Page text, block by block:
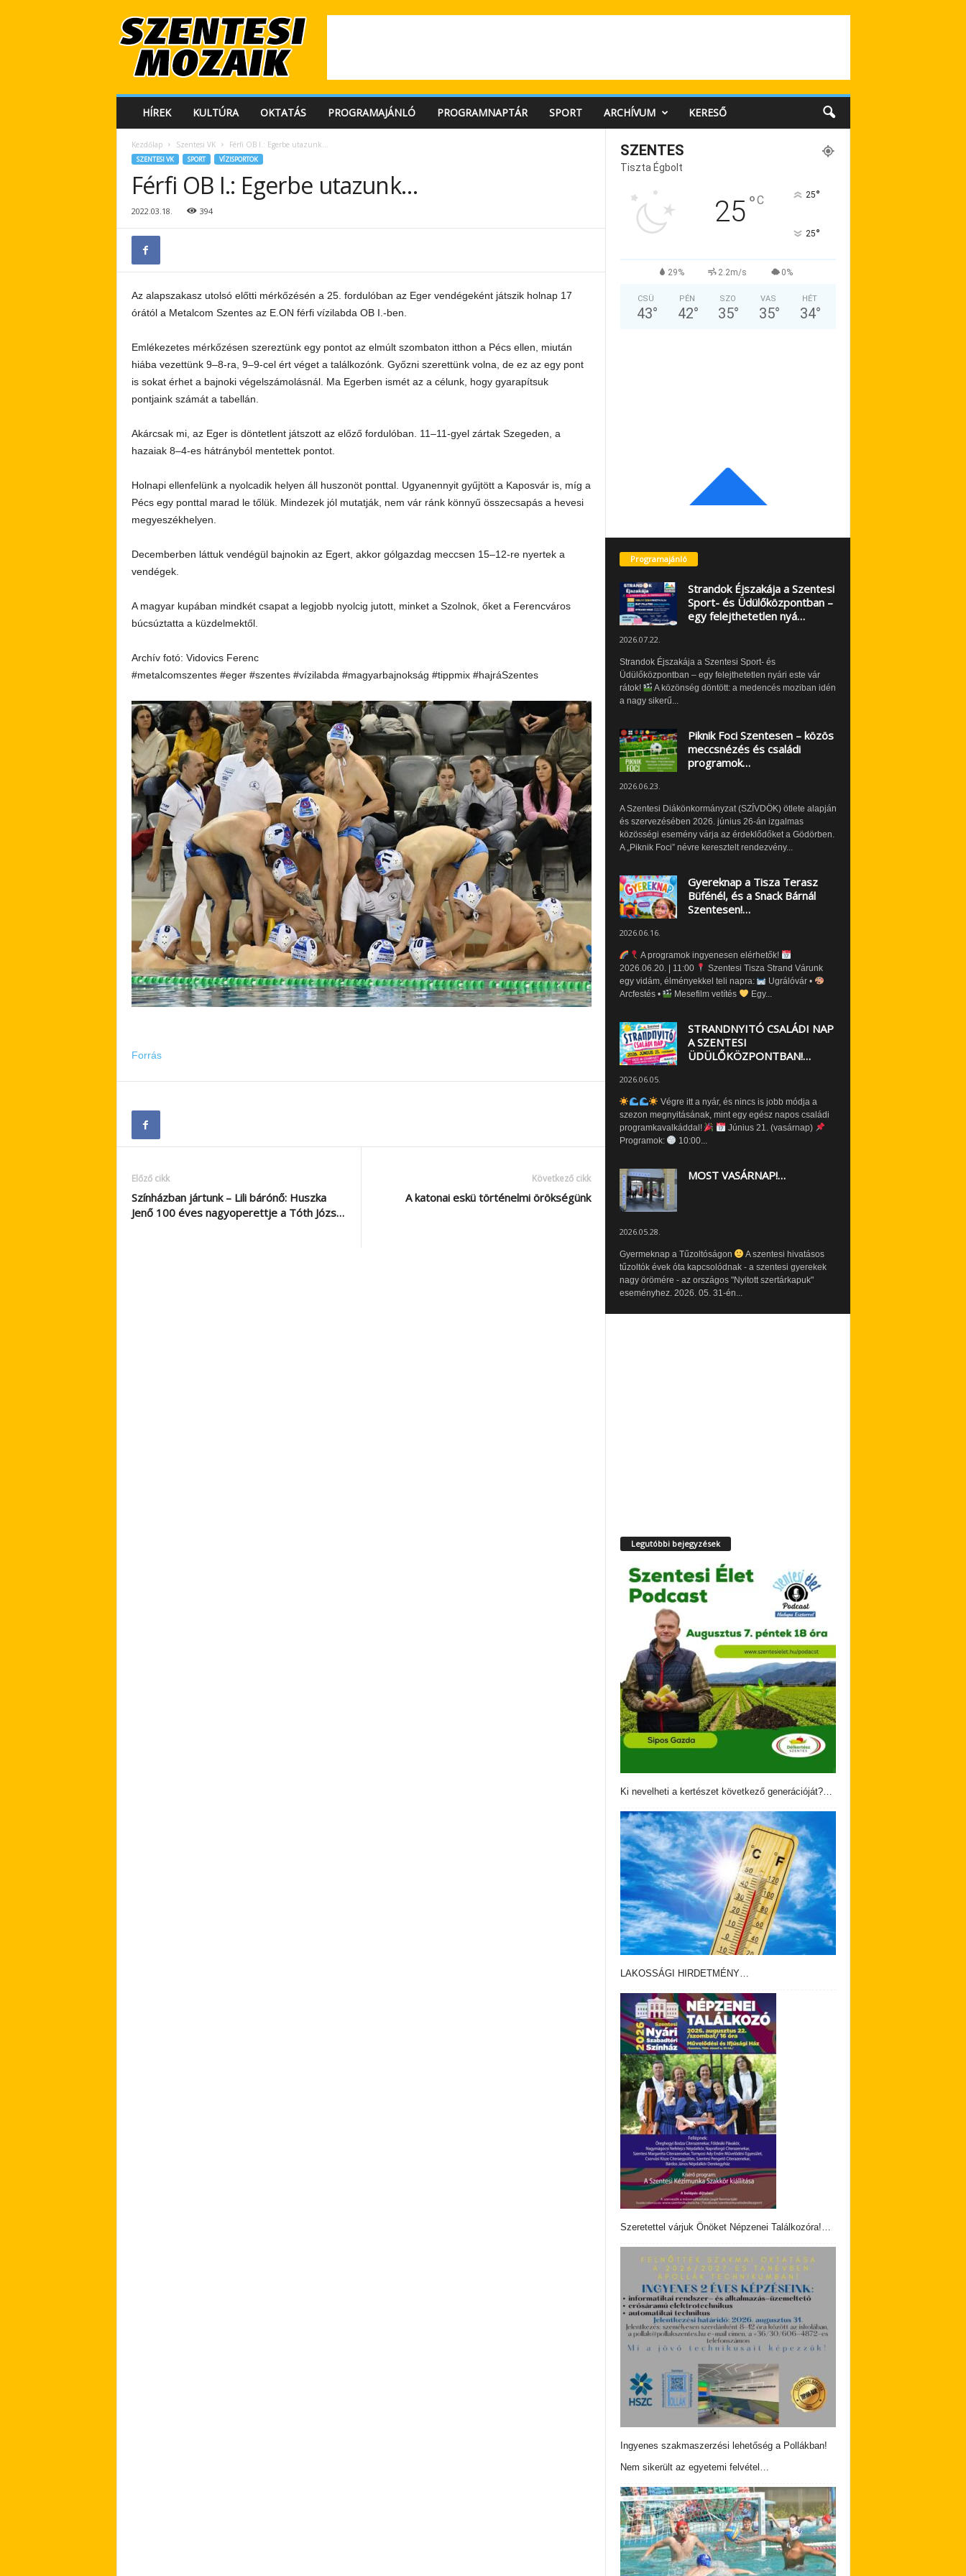
e
HÍREK KULTÚRA OKTATÁS PROGRAMAJÁNLÓ PROGRAMNAPTÁR SPORT ARCHÍVUM KERESŐ
Kezdőlap Szentesi VK Férfi OB I.: Egerbe utazunk…
SZENTESI VK SPORT VÍZISPORTOK
Férfi OB I.: Egerbe utazunk…
2022.03.18. 394
Az alapszakasz utolsó előtti mérkőzésén a 25. fordulóban az Eger vendégeként játszik holnap 17
órától a Metalcom Szentes az E.ON férfi vízilabda OB I.-ben.
Emlékezetes mérkőzésen szereztünk egy pontot az elmúlt szombaton itthon a Pécs ellen, miután
hiába vezettünk 9–8-ra, 9–9-cel ért véget a találkozónk. Győzni szerettünk volna, de ez az egy pont
is sokat érhet a bajnoki végelszámolásnál. Ma Egerben ismét az a célunk, hogy gyarapítsuk
pontjaink számát a tabellán.
Akárcsak mi, az Eger is döntetlent játszott az előző fordulóban. 11–11-gyel zártak Szegeden, a
hazaiak 8–4-es hátrányból mentettek pontot.
Holnapi ellenfelünk a nyolcadik helyen áll huszonöt ponttal. Ugyanennyit gyűjtött a Kaposvár is, míg a
Pécs egy ponttal marad le tőlük. Mindezek jól mutatják, nem vár ránk könnyű összecsapás a hevesi
megyeszékhelyen.
Decemberben láttuk vendégül bajnokin az Egert, akkor gólgazdag meccsen 15–12-re nyertek a
vendégek.
A magyar kupában mindkét csapat a legjobb nyolcig jutott, minket a Szolnok, őket a Ferencváros
búcsúztatta a küzdelmektől.
Archív fotó: Vidovics Ferenc
#metalcomszentes #eger #szentes #vízilabda #magyarbajnokság #tippmix #hajráSzentes
Forrás
Előző cikk
Színházban jártunk – Lili bárónő: Huszka
Jenő 100 éves nagyoperettje a Tóth Józs…
Következő cikk
A katonai eskü történelmi örökségünk
SZENTES
Tiszta Égbolt
25°C 25°
25°
29% 2.2m/s 0%
CSÜ
43°
PÉN
42°
SZO
35°
VAS
35°
HÉT
34°
Programajánló
Strandok Éjszakája a Szentesi
Sport- és Üdülőközpontban –
egy felejthetetlen nyá…
2026.07.22.
Strandok Éjszakája a Szentesi Sport- és
Üdülőközpontban – egy felejthetetlen nyári este vár
rátok!
A közönség döntött: a medencés moziban idén
a nagy sikerű...
Piknik Foci Szentesen – közös
meccsnézés és családi
programok…
2026.06.23.
A Szentesi Diákönkormányzat (SZÍVDÖK) ötlete alapján
és szervezésében 2026. június 26-án izgalmas
közösségi esemény várja az érdeklődőket a Gödörben.
A „Piknik Foci” névre keresztelt rendezvény...
Gyereknap a Tisza Terasz
Büfénél, és a Snack Bárnál
Szentesen!…
2026.06.16.
A programok ingyenesen elérhetők!
2026.06.20. | 11:00
Szentesi Tisza Strand Várunk
egy vidám, élményekkel teli napra:
Ugrálóvár •
Arcfestés •
Mesefilm vetítés Egy...
STRANDNYITÓ CSALÁDI NAP
A SZENTESI
ÜDÜLŐKÖZPONTBAN!…
2026.06.05.
Végre itt a nyár, és nincs is jobb módja a
szezon megnyitásának, mint egy egész napos családi
programkavalkáddal!
Június 21. (vasárnap)
Programok:
10:00...
MOST VASÁRNAP!…
2026.05.28.
Gyermeknap a Tűzoltóságon
A szentesi hivatásos
tűzoltók évek óta kapcsolódnak - a szentesi gyerekek
nagy örömére - az országos "Nyitott szertárkapuk"
eseményhez. 2026. 05. 31-én...
Legutóbbi bejegyzések
Ki nevelheti a kertészet következő generációját?…
LAKOSSÁGI HIRDETMÉNY…
Szeretettel várjuk Önöket Népzenei Találkozóra!…
Ingyenes szakmaszerzési lehetőség a Pollákban!
Nem sikerült az egyetemi felvétel…